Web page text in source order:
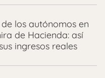
los autónomos en
de Hacienda: así
ingresos reales